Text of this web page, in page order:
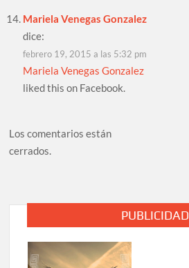
Mariela Venegas Gonzalez
dice:
febrero 19, 2015 a las 5:32 pm
Mariela Venegas Gonzalez
liked this on Facebook.
Los comentarios están
cerrados.
PUBLICIDAD